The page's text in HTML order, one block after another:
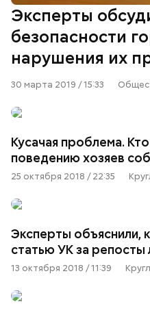
Эксперты
безопасности
нарушения их
30 марта 2019 / 15:33
Кусачая проблема.
поведению хозяев
25 октября 2018 / 22:35
Эксперты объяснили,
статью УК за
13 октября 2018 / 11:39